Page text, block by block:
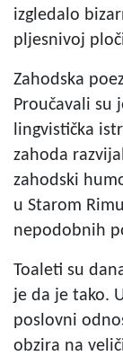
izgledalo
pljesnivoj
Zahodska
Proučavali su
lingvistička
zahoda
zahodski
u Starom
nepodobnih
Toaleti su
je da je tako.
poslovni
obzira na